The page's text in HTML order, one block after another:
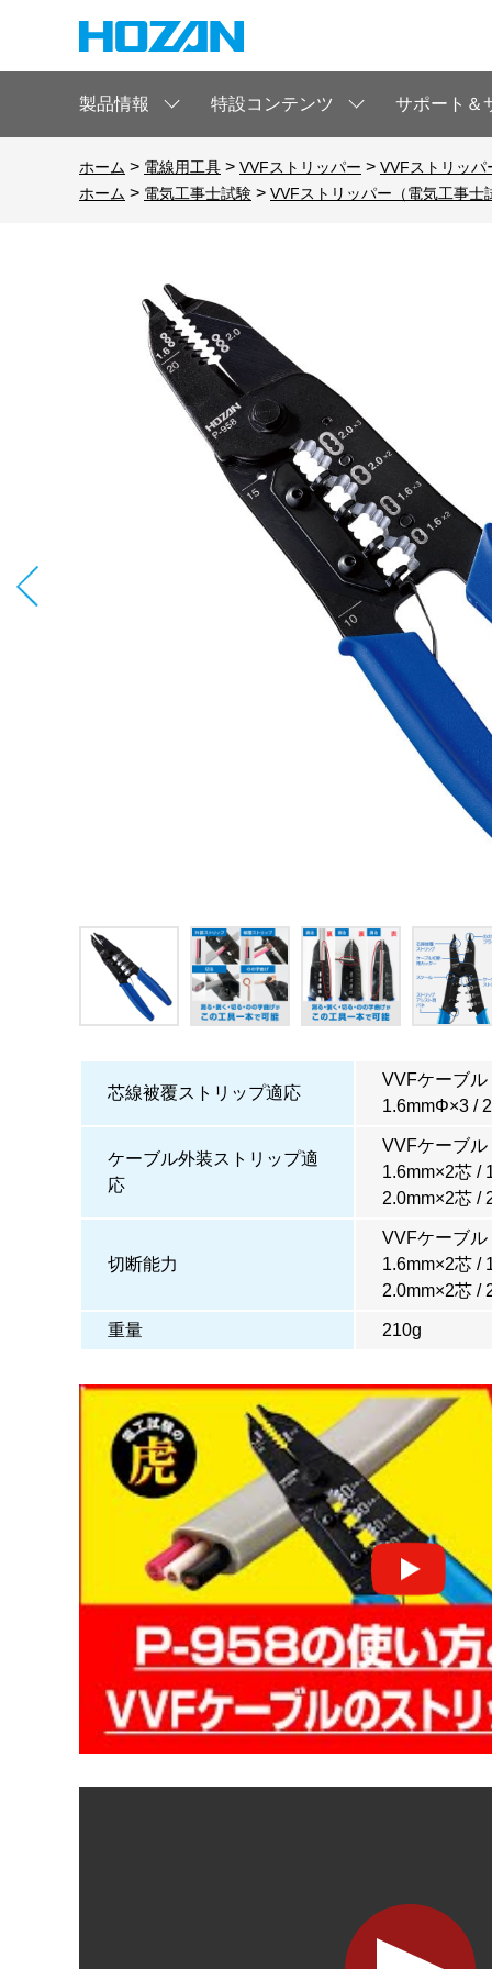
製品情報 特設コンテンツ サポート＆
ホーム > 電線用工具 > VVFストリッパー > VVFストリッパ
ホーム > 電気工事士試験 > VVFストリッパー（電気工事士
芯線被覆ストリップ適応
VVFケーブル
1.6mmΦ×3 /
ケーブル外装ストリップ適
応
VVFケーブル
1.6mm×2芯 /
2.0mm×2芯 /
切断能力
VVFケーブル
1.6mm×2芯 /
2.0mm×2芯 /
重量 210g